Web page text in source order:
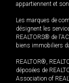
appartiennent et
Les marques de
désignent les
REALTORS® de
biens immobiliers
REALTOR®,
déposées de
Association of